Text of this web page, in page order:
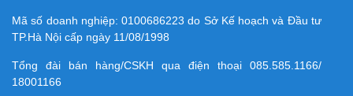
Mã số doanh nghiệp:0100686223 do Sở Kế hoạch và Đầu tư
TP.Hà Nội cấp ngày 11/08/1998
Tổng đài bán hàng/CSKH qua điện thoại 085.585.1166/
18001166